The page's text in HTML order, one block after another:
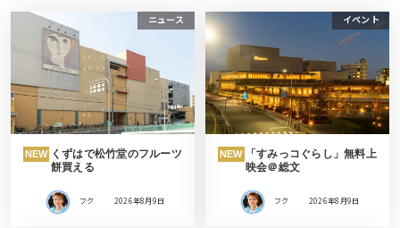
ニュース
NEW くずはで松竹堂のフルーツ
餅買える
フク 2026年8月9日
イベント
NEW
「すみっコぐらし」無料上
映会＠総文
フク 2026年8月9日